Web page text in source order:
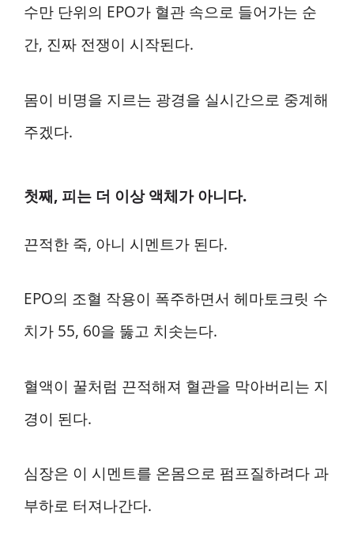
수만 단위의 EPO가 혈관 속으로 들어가는 순
간, 진짜 전쟁이 시작된다.
몸이 비명을 지르는 광경을 실시간으로 중계해
주겠다.
첫째, 피는 더 이상 액체가 아니다.
끈적한 죽, 아니 시멘트가 된다.
EPO의 조혈 작용이 폭주하면서 헤마토크릿 수
치가 55, 60을 뚫고 치솟는다.
혈액이 꿀처럼 끈적해져 혈관을 막아버리는 지
경이 된다.
심장은 이 시멘트를 온몸으로 펌프질하려다 과
부하로 터져나간다.